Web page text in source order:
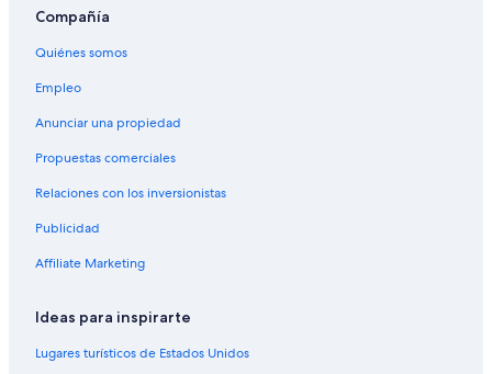
Compañía
Quiénes somos
Empleo
Anunciar una propiedad
Propuestas comerciales
Relaciones con los inversionistas
Publicidad
Affiliate Marketing
Ideas para inspirarte
Lugares turísticos de Estados Unidos